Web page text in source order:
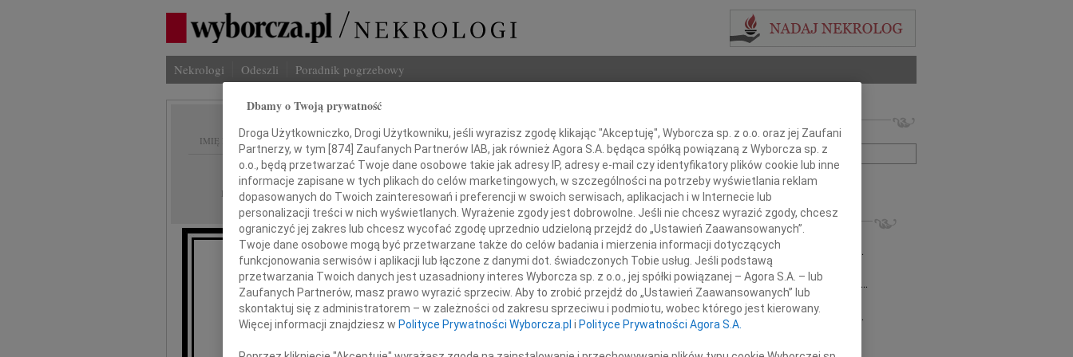
Nekrologi Odeszli Poradnik pogrzebowy
IMIĘ I NAZWISKO:
REGION: Radom
DATA EMISJI: 25.09.2009
Z głębokim żalem żegnamy zmarłą przedwcześnie
w dniu 20 września 2009 roku
Imię i nazwisko lub numer ogłoszenia:
+ szukanie zaawansowane
INNE NEKROLOGI
06.08.2026Radom
Sędziemu Marcinowi Kobylskiemu wyrazy...
Stanisław Kowalski06.11.2024
Z ogromnym smutkiem żegnamy Stanisława...
28.10.2022
Radom
Sędzi Beacie Zielińskiej wyrazy głębokiego...
Janina Kwapisiewicz
W sierpniu mija kolejna rocznica śmierci...
Dbamy o Twoją prywatność
Droga Użytkowniczko, Drogi Użytkowniku, jeśli wyrazisz zgodę klikając "Akceptuję", Wyborcza sp. z o.o. oraz jej Zaufani
Partnerzy, w tym [874] Zaufanych Partnerów IAB, jak również Agora S.A. będąca spółką powiązaną z Wyborcza sp. z
o.o., będą przetwarzać Twoje dane osobowe takie jak adresy IP, adresy e-mail czy identyfikatory plików cookie lub inne
informacje zapisane w tych plikach do celów marketingowych, w szczególności na potrzeby wyświetlania reklam
dopasowanych do Twoich zainteresowań i preferencji w swoich serwisach, aplikacjach i w Internecie lub
personalizacji treści w nich wyświetlanych. Wyrażenie zgody jest dobrowolne. Jeśli nie chcesz wyrazić zgody, chcesz
ograniczyć jej zakres lub chcesz wycofać zgodę uprzednio udzieloną przejdź do „Ustawień Zaawansowanych”.
Twoje dane osobowe mogą być przetwarzane także do celów badania i mierzenia informacji dotyczących
funkcjonowania serwisów i aplikacji lub łączone z danymi dot. świadczonych Tobie usług. Jeśli podstawą
przetwarzania Twoich danych jest uzasadniony interes Wyborcza sp. z o.o., jej spółki powiązanej – Agora S.A. – lub
Zaufanych Partnerów, masz prawo wyrazić sprzeciw. Aby to zrobić przejdź do „Ustawień Zaawansowanych” lub
skontaktuj się z administratorem – w zależności od zakresu sprzeciwu i podmiotu, wobec którego jest kierowany.
Więcej informacji znajdziesz w Polityce Prywatności Wyborcza.pl i Polityce Prywatności Agora S.A.